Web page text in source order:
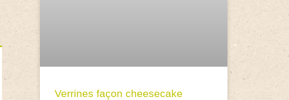
Verrines façon cheesecake